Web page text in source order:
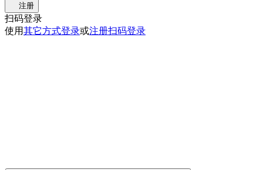
注册
扫码登录
使用其它方式登录或注册扫码登录